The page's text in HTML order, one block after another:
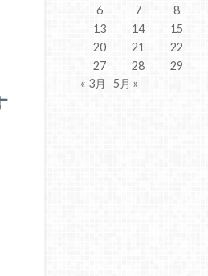
6
7 8
13
14 15
20
21 22
27
28 29
« 3月
5月 »